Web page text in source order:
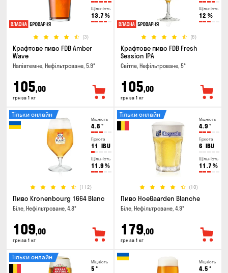
Щільність
13.7 %
(3)
Крафтове пиво FDB Amber
Wave
Напівтемне, Нефільтроване, 5.9°
105,00
грн за 1 кг
Щільність
12 %
(6)
Крафтове пиво FDB Fresh
Session IPA
Світле, Нефільтроване, 5°
105,00
грн за 1 кг
Міцність
4.8 °
Гіркота
11 IBU
Щільність
11.9 %
(112)
Тільки онлайн
Пиво Kronenbourg 1664 Blanc
Біле, Нефільтроване, 4.8°
109,00
грн за 1 кг
Міцність
4.9 °
Гіркота
6 IBU
Щільність
11.7 %
(10)
Тільки онлайн
Пиво HoeGaarden Blanche
Біле, Нефільтроване, 4.9°
179,00
грн за 1 кг
Міцність
5 °
Тільки онлайн
Міцність
4.5 °